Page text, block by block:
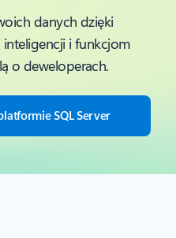
danych dzięki
i funkcjom
o deweloperach.
SQL Server